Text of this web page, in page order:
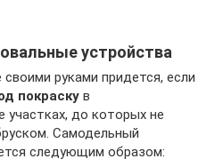
устройства
руками придется, если
покраску в
участках, до которых не
Самодельный
следующим образом: